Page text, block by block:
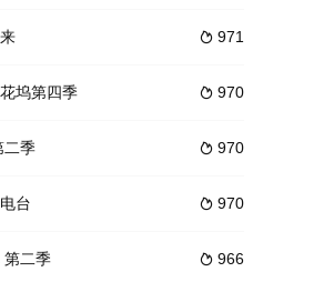
，解析职场、家庭、
活力的抖玩方式，玩出不一样的新鲜创意。在
朱正廷、王子异、小鬼、尤长靖、艾福杰尼、
 971
 970
坞第四季
 970
二季
 970
台
 966
第二季